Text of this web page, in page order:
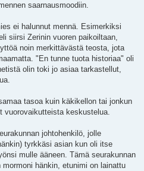
saarnausmoodiin.
ei halunnut mennä. Esimerkiksi
siirsi Zerinin vuoren paikoiltaan,
noin merkittävästä teosta, jota
"En tunne tuota historiaa" oli
olin toki jo asiaa tarkastellut,
tasoa kuin käkikellon tai jonkun
keskustelua.
johtohenkilö, jolle
tyrkkäsi asian kun oli itse
mulle ääneen. Tämä seurakunnan
hänkin, etunimi on lainattu